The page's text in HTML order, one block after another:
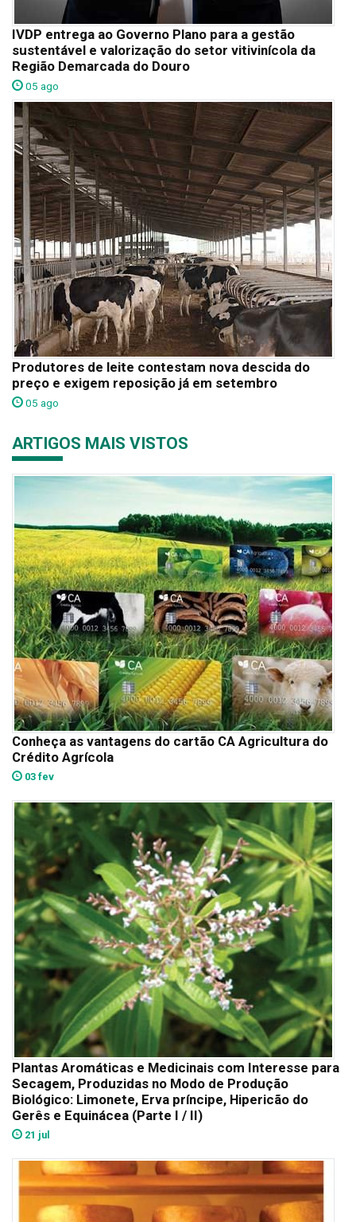
IVDP entrega ao Governo Plano para a gestão
sustentável e valorização do setor vitivinícola da
Região Demarcada do Douro
05 ago
Produtores de leite contestam nova descida do
preço e exigem reposição já em setembro
05 ago
ARTIGOS MAIS VISTOS
Conheça as vantagens do cartão CA Agricultura do
Crédito Agrícola
03 fev
Plantas Aromáticas e Medicinais com Interesse para
Secagem, Produzidas no Modo de Produção
Biológico: Limonete, Erva príncipe, Hipericão do
Gerês e Equinácea (Parte I / II)
21 jul